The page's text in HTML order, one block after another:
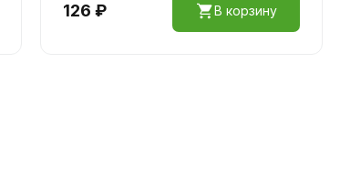
126 ₽ В корзину